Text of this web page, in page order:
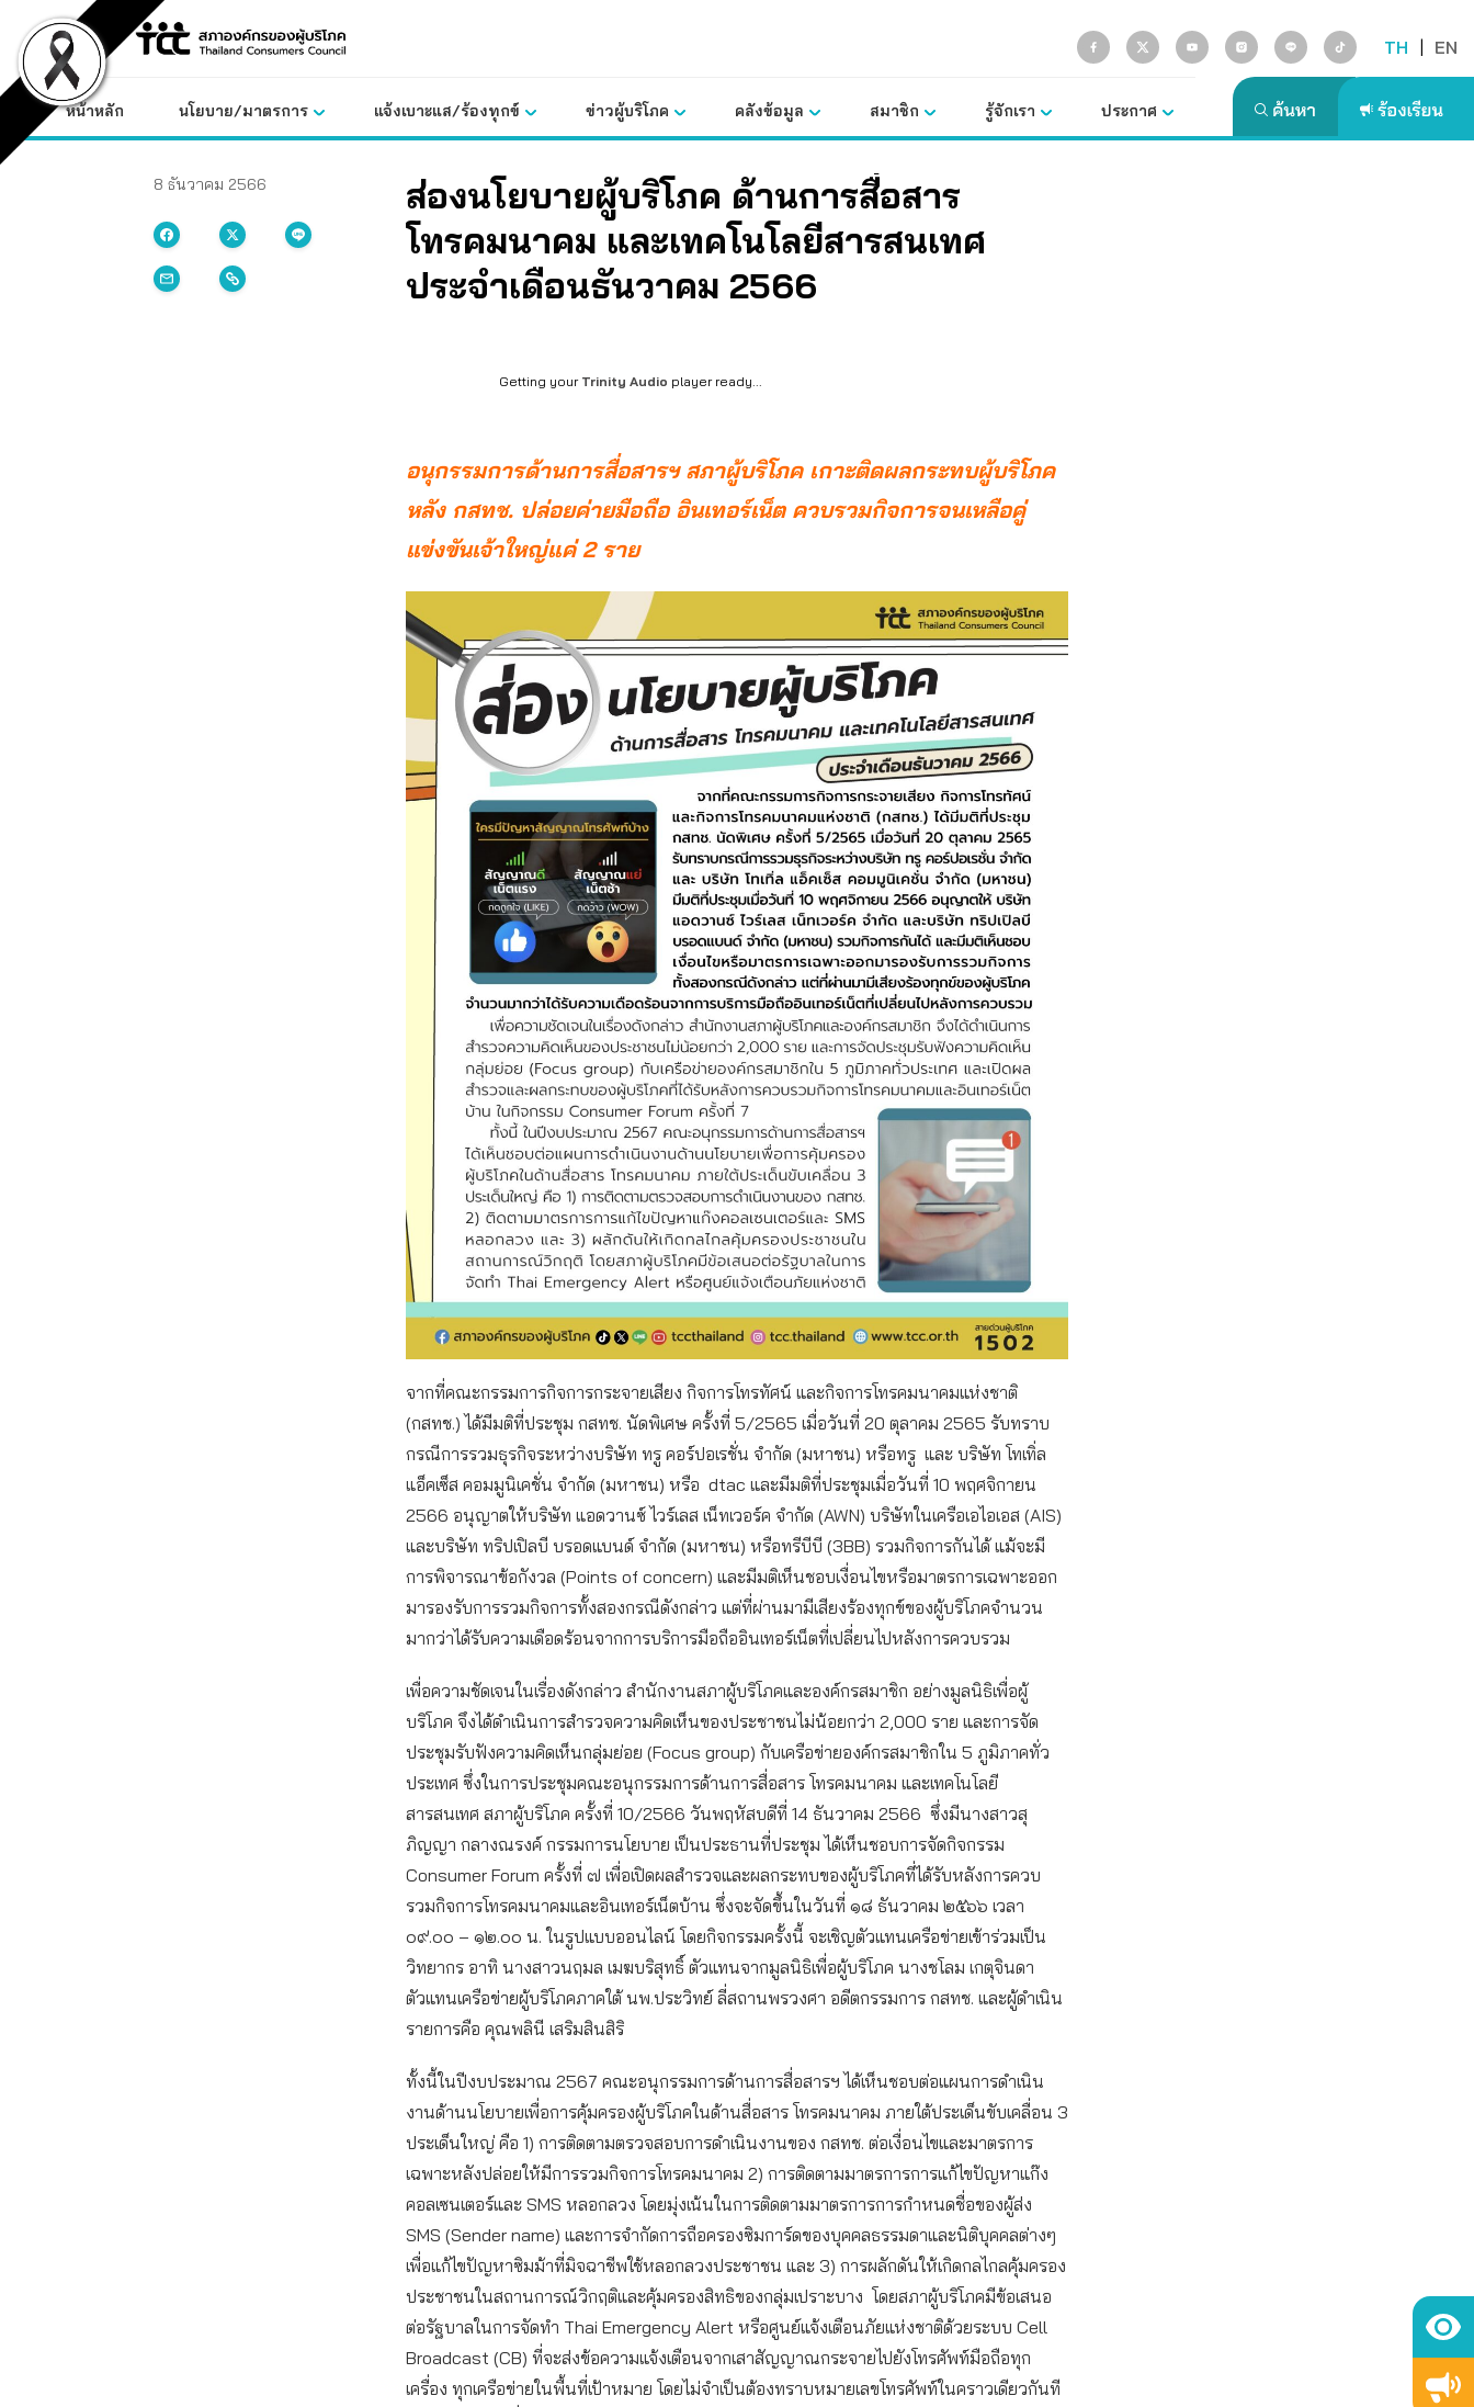
content
TH | EN
หน้าหลัก นโยบาย/มาตรการ แจ้งเบาะแส/ร้องทุกข์ ข่าวผู้บริโภค คลังข้อมูล สมาชิก รู้จักเรา ประกาศ
8 ธันวาคม 2566
ส่องนโยบายผู้บริโภค ด้านการสื่อสาร
โทรคมนาคม และเทคโนโลยีสารสนเทศ
ประจำเดือนธันวาคม 2566
Getting your Trinity Audio player ready...
อนุกรรมการด้านการสื่อสารฯ สภาผู้บริโภค เกาะติดผลกระทบผู้บริโภค
หลัง กสทช. ปล่อยค่ายมือถือ อินเทอร์เน็ต ควบรวมกิจการจนเหลือคู่
แข่งขันเจ้าใหญ่แค่ 2 ราย
จากที่คณะกรรมการกิจการกระจายเสียง กิจการโทรทัศน์ และกิจการโทรคมนาคมแห่งชาติ
(กสทช.) ได้มีมติที่ประชุม กสทช. นัดพิเศษ ครั้งที่ 5/2565 เมื่อวันที่ 20 ตุลาคม 2565 รับทราบ
กรณีการรวมธุรกิจระหว่างบริษัท ทรู คอร์ปอเรชั่น จำกัด (มหาชน) หรือทรู และ บริษัท โทเทิ่ล
แอ็คเซ็ส คอมมูนิเคชั่น จำกัด (มหาชน) หรือ dtac และมีมติที่ประชุมเมื่อวันที่ 10 พฤศจิกายน
2566 อนุญาตให้บริษัท แอดวานซ์ ไวร์เลส เน็ทเวอร์ค จำกัด (AWN) บริษัทในเครือเอไอเอส (AIS)
และบริษัท ทริปเปิลบี บรอดแบนด์ จำกัด (มหาชน) หรือทรีบีบี (3BB) รวมกิจการกันได้ แม้จะมี
การพิจารณาข้อกังวล (Points of concern) และมีมติเห็นชอบเงื่อนไขหรือมาตรการเฉพาะออก
มารองรับการรวมกิจการทั้งสองกรณีดังกล่าว แต่ที่ผ่านมามีเสียงร้องทุกข์ของผู้บริโภคจำนวน
มากว่าได้รับความเดือดร้อนจากการบริการมือถืออินเทอร์เน็ตที่เปลี่ยนไปหลังการควบรวม
เพื่อความชัดเจนในเรื่องดังกล่าว สำนักงานสภาผู้บริโภคและองค์กรสมาชิก อย่างมูลนิธิเพื่อผู้
บริโภค จึงได้ดำเนินการสำรวจความคิดเห็นของประชาชนไม่น้อยกว่า 2,000 ราย และการจัด
ประชุมรับฟังความคิดเห็นกลุ่มย่อย (Focus group) กับเครือข่ายองค์กรสมาชิกใน 5 ภูมิภาคทั่ว
ประเทศ ซึ่งในการประชุมคณะอนุกรรมการด้านการสื่อสาร โทรคมนาคม และเทคโนโลยี
สารสนเทศ สภาผู้บริโภค ครั้งที่ 10/2566 วันพฤหัสบดีที่ 14 ธันวาคม 2566 ซึ่งมีนางสาวสุ
ภิญญา กลางณรงค์ กรรมการนโยบาย เป็นประธานที่ประชุม ได้เห็นชอบการจัดกิจกรรม
Consumer Forum ครั้งที่ ๗ เพื่อเปิดผลสำรวจและผลกระทบของผู้บริโภคที่ได้รับหลังการควบ
รวมกิจการโทรคมนาคมและอินเทอร์เน็ตบ้าน ซึ่งจะจัดขึ้นในวันที่ ๑๘ ธันวาคม ๒๕๖๖ เวลา
๐๙.๐๐ – ๑๒.๐๐ น. ในรูปแบบออนไลน์ โดยกิจกรรมครั้งนี้ จะเชิญตัวแทนเครือข่ายเข้าร่วมเป็น
วิทยากร อาทิ นางสาวนฤมล เมฆบริสุทธิ์ ตัวแทนจากมูลนิธิเพื่อผู้บริโภค นางชโลม เกตุจินดา
ตัวแทนเครือข่ายผู้บริโภคภาคใต้ นพ.ประวิทย์ ลี่สถานพรวงศา อดีตกรรมการ กสทช. และผู้ดำเนิน
รายการคือ คุณพลินี เสริมสินสิริ
ทั้งนี้ในปีงบประมาณ 2567 คณะอนุกรรมการด้านการสื่อสารฯ ได้เห็นชอบต่อแผนการดำเนิน
งานด้านนโยบายเพื่อการคุ้มครองผู้บริโภคในด้านสื่อสาร โทรคมนาคม ภายใต้ประเด็นขับเคลื่อน 3
ประเด็นใหญ่ คือ 1) การติดตามตรวจสอบการดำเนินงานของ กสทช. ต่อเงื่อนไขและมาตรการ
เฉพาะหลังปล่อยให้มีการรวมกิจการโทรคมนาคม 2) การติดตามมาตรการการแก้ไขปัญหาแก๊ง
คอลเซนเตอร์และ SMS หลอกลวง โดยมุ่งเน้นในการติดตามมาตรการการกำหนดชื่อของผู้ส่ง
SMS (Sender name) และการจำกัดการถือครองซิมการ์ดของบุคคลธรรมดาและนิติบุคคลต่างๆ
เพื่อแก้ไขปัญหาซิมม้าที่มิจฉาชีพใช้หลอกลวงประชาชน และ 3) การผลักดันให้เกิดกลไกลคุ้มครอง
ประชาชนในสถานการณ์วิกฤติและคุ้มครองสิทธิของกลุ่มเปราะบาง โดยสภาผู้บริโภคมีข้อเสนอ
ต่อรัฐบาลในการจัดทำ Thai Emergency Alert หรือศูนย์แจ้งเตือนภัยแห่งชาติด้วยระบบ Cell
Broadcast (CB) ที่จะส่งข้อความแจ้งเตือนจากเสาสัญญาณกระจายไปยังโทรศัพท์มือถือทุก
เครื่อง ทุกเครือข่ายในพื้นที่เป้าหมาย โดยไม่จำเป็นต้องทราบหมายเลขโทรศัพท์ในคราวเดียวกันที